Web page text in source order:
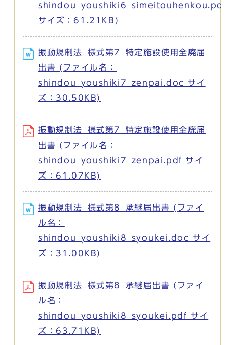
shindou_youshiki6_simeitouhenkou.pdf
サイズ：61.21KB)
振動規制法_様式第7_特定施設使用全廃届
出書 (ファイル名：
shindou_youshiki7_zenpai.doc サイ
ズ：30.50KB)
振動規制法_様式第7_特定施設使用全廃届
出書 (ファイル名：
shindou_youshiki7_zenpai.pdf サイ
ズ：61.07KB)
振動規制法_様式第8_承継届出書 (ファイ
ル名：
shindou_youshiki8_syoukei.doc サイ
ズ：31.00KB)
振動規制法_様式第8_承継届出書 (ファイ
ル名：
shindou_youshiki8_syoukei.pdf サイ
ズ：63.71KB)